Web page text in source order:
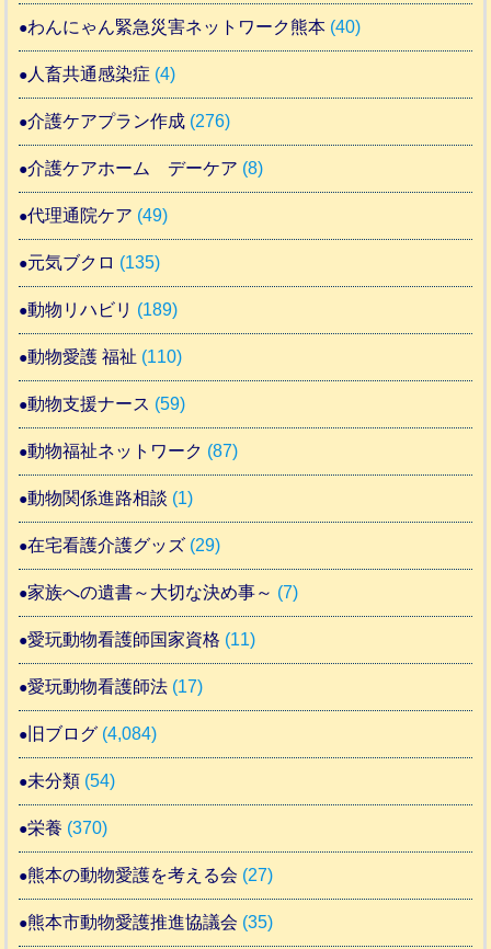
わんにゃん緊急災害ネットワーク熊本 (40)
人畜共通感染症 (4)
介護ケアプラン作成 (276)
介護ケアホーム デーケア (8)
代理通院ケア (49)
元気ブクロ (135)
動物リハビリ (189)
動物愛護 福祉 (110)
動物支援ナース (59)
動物福祉ネットワーク (87)
動物関係進路相談 (1)
在宅看護介護グッズ (29)
家族への遺書～大切な決め事～ (7)
愛玩動物看護師国家資格 (11)
愛玩動物看護師法 (17)
旧ブログ (4,084)
未分類 (54)
栄養 (370)
熊本の動物愛護を考える会 (27)
熊本市動物愛護推進協議会 (35)